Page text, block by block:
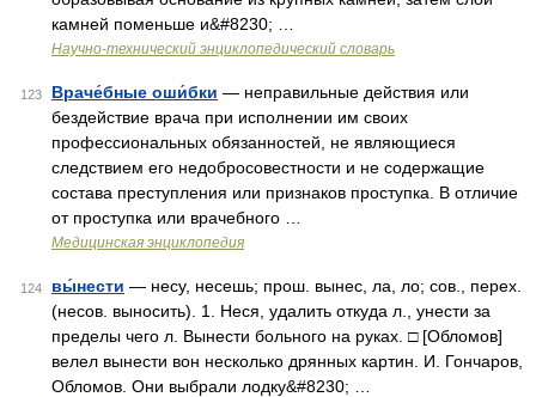
камней поменьше и&#8230; …
Научно-технический энциклопедический словарь
123 Враче́бные оши́бки — неправильные действия или
бездействие врача при исполнении им своих
профессиональных обязанностей, не являющиеся
следствием его недобросовестности и не содержащие
состава преступления или признаков проступка. В отличие
от проступка или врачебного …
Медицинская энциклопедия
124 вы́нести — несу, несешь; прош. вынес, ла, ло; сов., перех.
(несов. выносить). 1. Неся, удалить откуда л., унести за
пределы чего л. Вынести больного на руках. □ [Обломов]
велел вынести вон несколько дрянных картин. И. Гончаров,
Обломов. Они выбрали лодку&#8230; …